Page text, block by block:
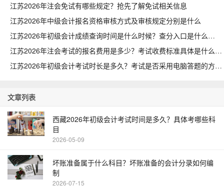
江苏2026年注会免试有哪些规定？抢先了解免试相关信息
江苏2026年中级会计报名资格审核方式及审核规定分别是什么
江苏2026年初级会计成绩查询时间是什么时候？查分入口是什么
江苏2026年注会考试的报名费用是多少？考试收费标准具体是什么
江苏2026年初级会计考试时长是多久？考试是否采用电脑答题的方式
文章列表
西藏2026年初级会计考试时间是多久？具体考哪些科
目
2026-05-09
坏账准备属于什么科目？坏账准备的会计分录如何编
制
2026-07-15